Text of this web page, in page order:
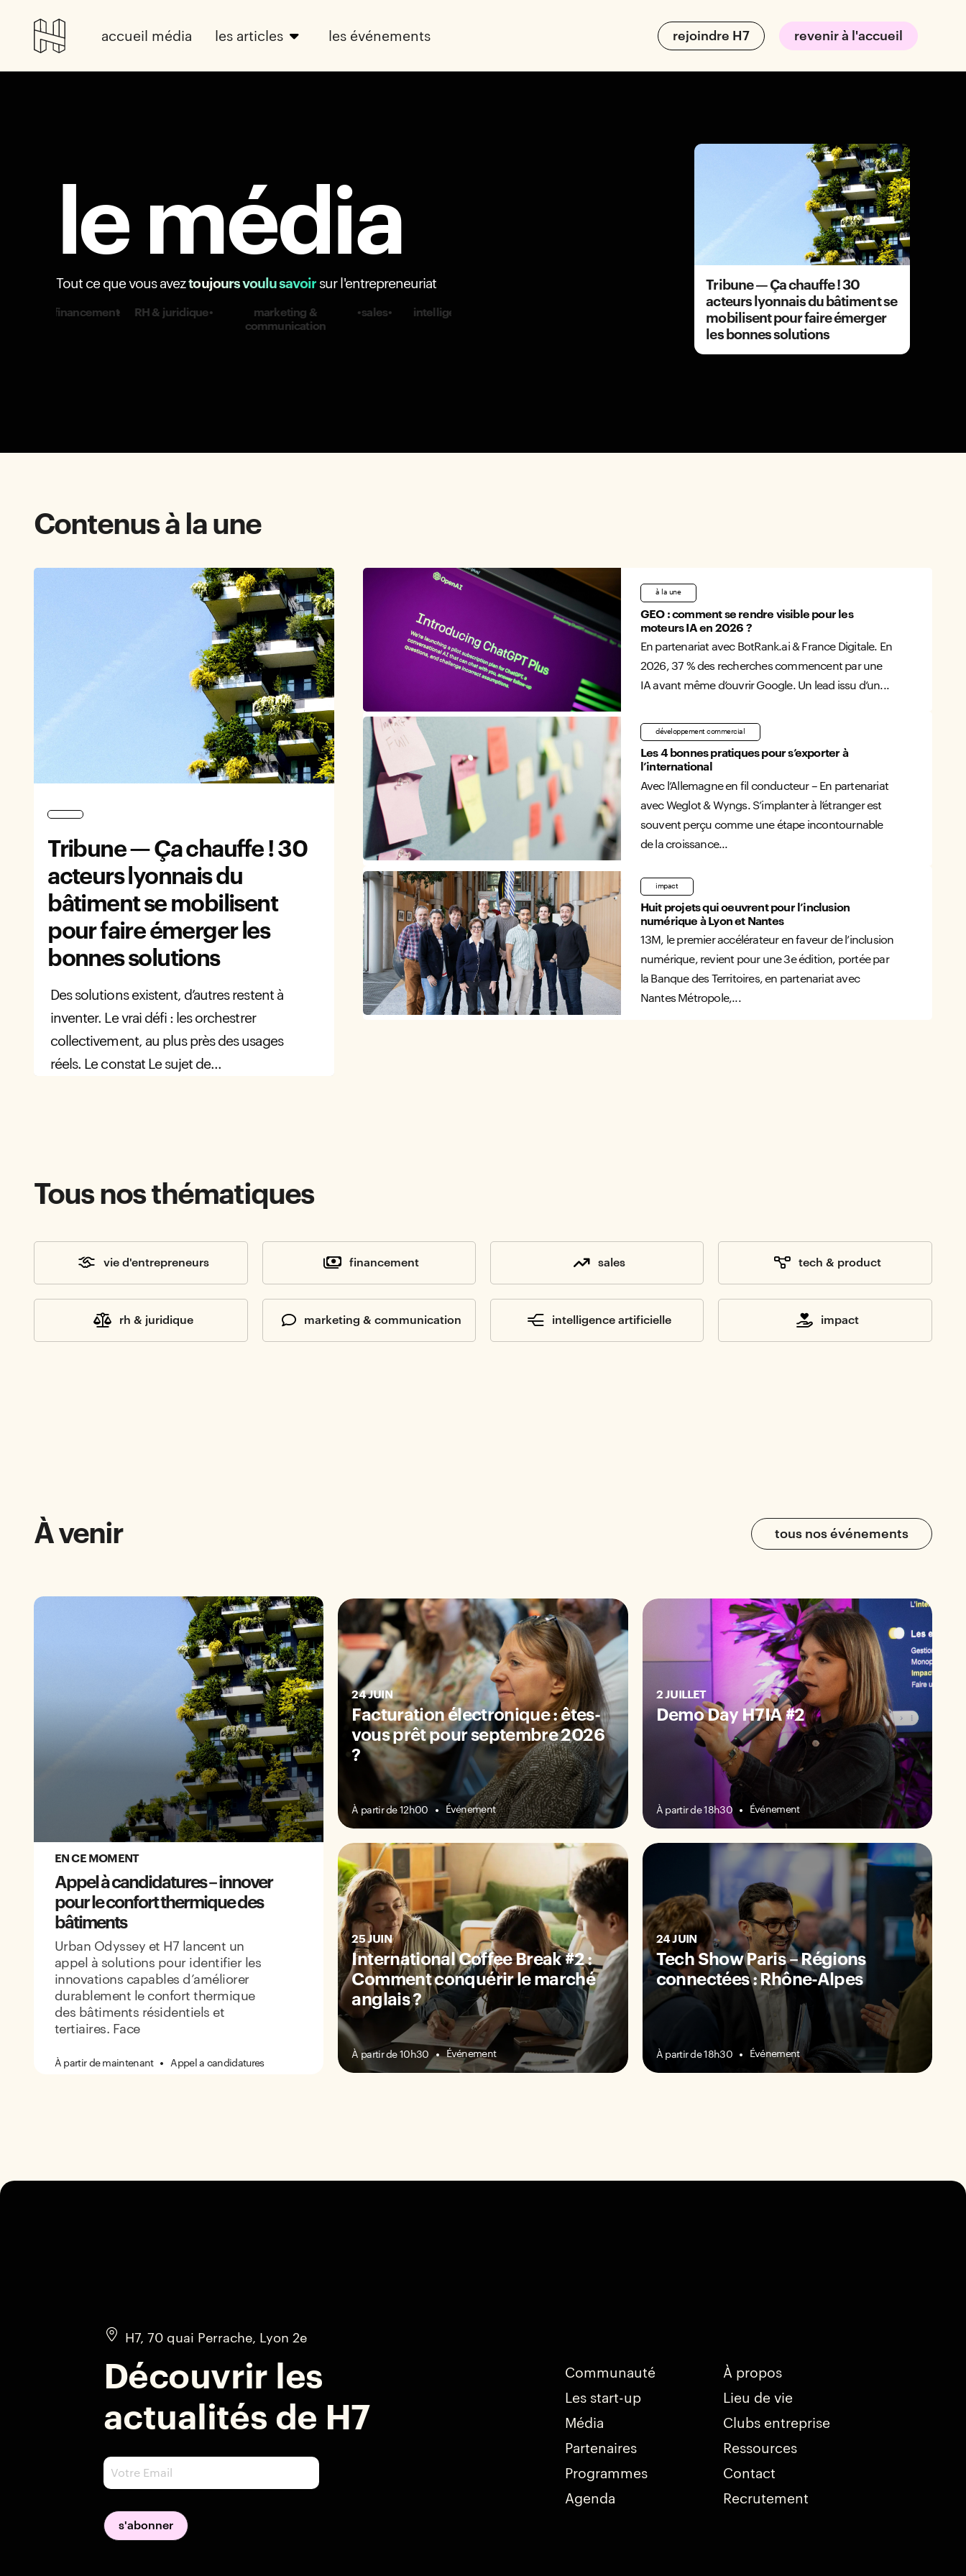
accueil média les articles les événements rejoindre H7 revenir à l'accueil
le média
Tout ce que vous aveztoujours voulu savoir sur l'entrepreneuriat
RH & juridique•
marketing &
sales • intelligence artificielle • vie d'entrepreneurs • financement• RH & juridique
Tribune — Ça chauffe ! 30
acteurs lyonnais du bâtiment se
mobilisent pour faire émerger
les bonnes solutions
Contenus à la une
Tribune — Ça chauffe ! 30
acteurs lyonnais du
bâtiment se mobilisent
pour faire émerger les
bonnes solutions
Des solutions existent, d’autres restent à
inventer. Le vrai défi : les orchestrer
collectivement, au plus près des usages
réels. Le constat Le sujet de...
à la une
GEO : comment se rendre visible pour les
moteurs IA en 2026 ?
En partenariat avec BotRank.ai & France Digitale. En
2026, 37 % des recherches commencent par une
IA avant même d’ouvrir Google. Un lead issu d’un...
développement commercial
Les 4 bonnes pratiques pour s’exporter à
l’international
Avec l’Allemagne en fil conducteur – En partenariat
avec Weglot & Wyngs. S’implanter à l’étranger est
souvent perçu comme une étape incontournable
de la croissance...
impact
Huit projets qui oeuvrent pour l’inclusion
numérique à Lyon et Nantes
13M, le premier accélérateur en faveur de l’inclusion
numérique, revient pour une 3e édition, portée par
la Banque des Territoires, en partenariat avec
Nantes Métropole,...
Tous nos thématiques
vie d'entrepreneurs financement sales tech & product
rh & juridique marketing & communication intelligence artificielle impact
À venir tous nos événements
EN CE MOMENT
Appel à candidatures – innover
pour le confort thermique des
bâtiments
Urban Odyssey et H7 lancent un
appel à solutions pour identifier les
innovations capables d’améliorer
durablement le confort thermique
des bâtiments résidentiels et
tertiaires. Face
À partir de maintenant Appel a candidatures
24 JUIN
Facturation électronique : êtes-
vous prêt pour septembre 2026
?
À partir de 12h00 Événement
2 JUILLET
Demo Day H7IA #2
À partir de 18h30 Événement
25 JUIN
International Coffee Break #2 :
Comment conquérir le marché
anglais ?
À partir de 10h30 Événement
24 JUIN
Tech Show Paris – Régions
connectées : Rhône-Alpes
À partir de 18h30 Événement
H7, 70 quai Perrache, Lyon 2e
Découvrir les
actualités de H7
Communauté
Les start-up
Média
Partenaires
Programmes
Agenda
À propos
Lieu de vie
Clubs entreprise
Ressources
Contact
Recrutement